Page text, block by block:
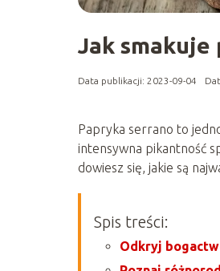
Jak smakuje
Data publikacji: 2023-09-04
Papryka serrano to
intensywna pikantność
dowiesz się, jakie są
Spis treści:
Odkryj